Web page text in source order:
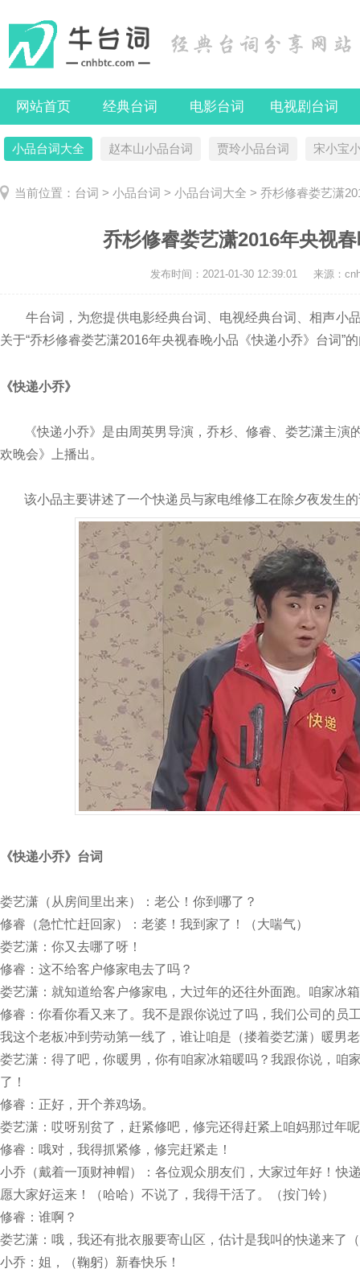
网站首页 经典台词 电影台词 电视剧台词
小品台词大全 赵本山小品台词 贾玲小品台词 宋小宝
当前位置： 台词 > 小品台词 > 小品台词大全 > 乔杉修睿娄艺潇
乔杉修睿娄艺潇2016年央视
发布时间： 2021-01-30 12:39:01 来源：
牛台词，为您提供电影经典台词、电视经典台词、相声小
关于“乔杉修睿娄艺潇2016年央视春晚小品《快递小乔》台词”
《快递小乔》
《快递小乔》是由周英男导演，乔杉、修睿、娄艺潇主
欢晚会》上播出。
该小品主要讲述了一个快递员与家电维修工在除夕夜发生
《快递小乔》台词
娄艺潇（从房间里出来）：老公！你到哪了？
修睿（急忙忙赶回家）：老婆！我到家了！（大喘气）
娄艺潇：你又去哪了呀！
修睿：这不给客户修家电去了吗？
娄艺潇：就知道给客户修家电，大过年的还往外面跑。咱家冰
修睿：你看你看又来了。我不是跟你说过了吗，我们公司的员
我这个老板冲到劳动第一线了，谁让咱是（搂着娄艺潇）暖男
娄艺潇：得了吧，你暖男，你有咱家冰箱暖吗？我跟你说，咱
了！
修睿：正好，开个养鸡场。
娄艺潇：哎呀别贫了，赶紧修吧，修完还得赶紧上咱妈那过年
修睿：哦对，我得抓紧修，修完赶紧走！
小乔（戴着一顶财神帽）：各位观众朋友们，大家过年好！快
愿大家好运来！（哈哈）不说了，我得干活了。（按门铃）
修睿：谁啊？
娄艺潇：哦，我还有批衣服要寄山区，估计是我叫的快递来了
小乔：姐，（鞠躬）新春快乐！